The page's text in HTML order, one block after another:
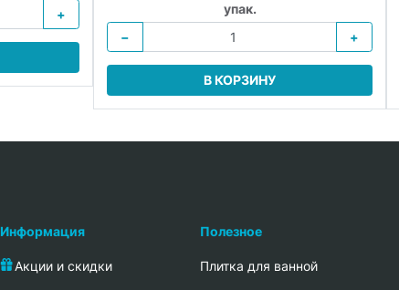
+
упак.
−
+
В КОРЗИНУ
Информация
Акции и скидки
Полезное
Плитка для ванной